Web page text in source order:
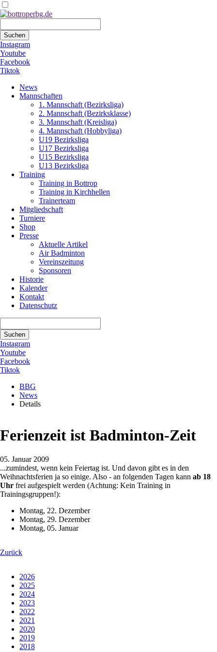
Suchen
Instagram
Youtube
Facebook
Tiktok
überspringen
News
Mannschaften
1. Mannschaft (Bezirksliga)
2. Mannschaft (Bezirksklasse)
3. Mannschaft (Kreisliga)
4. Mannschaft (Hobbyliga)
U19 Bezirksliga
U17 Bezirksliga
U15 Bezirksliga
U13 Bezirksliga
Training
Training in Bottrop
Training in Kirchhellen
Trainerteam
Mitgliedschaft
Turniere
Shop
Presse
Aktuelle Artikel
Air Badminton
Vereinszeitung
Sponsoren
Historie
Kalender
Kontakt
Datenschutz
Suchen
Instagram
Youtube
Facebook
Tiktok
BBG
News
Details
Ferienzeit ist Badminton-Zeit
05. Januar 2009
...zumindest, wenn kein Feiertag ist. Und davon gibt es in den
Weihnachtsferien ja so einige. Also - an folgenden Tagen kann ab 18
Uhr frei aufgespielt werden (Achtung: Kein Training in
Trainingsgruppen!):
Montag, 22. Dezember
Montag, 29. Dezember
Montag, 05. Januar
Zurück
2026
2025
2024
2023
2022
2021
2020
2019
2018